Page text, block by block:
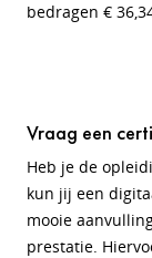
bedragen €
Vraag een
Heb je de
kun jij een
mooie
prestatie.